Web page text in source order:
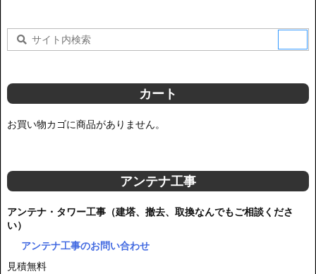
カート
お買い物カゴに商品がありません。
アンテナ工事
アンテナ・タワー工事（建塔、撤去、取換なんでもご相談くださ
い）
アンテナ工事のお問い合わせ
見積無料